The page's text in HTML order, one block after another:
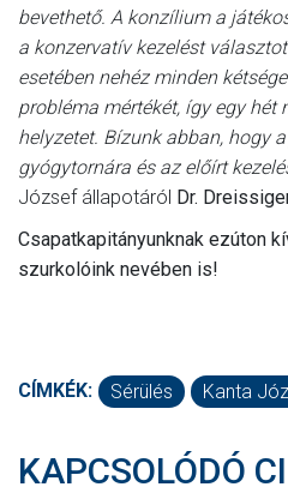
bevethető. A konzílium a
a konzervatív kezelést
esetében nehéz minden
probléma mértékét, így egy hét
helyzetet. Bízunk abban, hogy
gyógytornára és az előírt
József állapotáról Dr.
Csapatkapitányunknak ezúton
szurkolóink nevében is!
CÍMKÉK: Sérülés Kanta
KAPCSOLÓDÓ